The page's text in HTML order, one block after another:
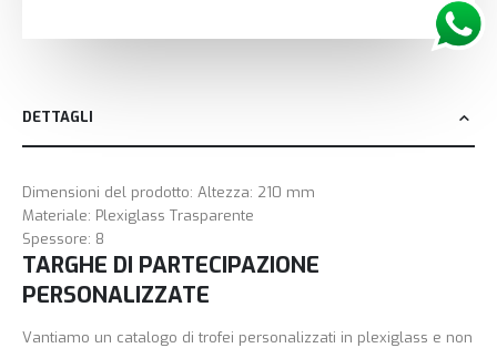
DETTAGLI
Dimensioni del prodotto: Altezza: 210 mm
Materiale: Plexiglass Trasparente
Spessore: 8
TARGHE DI PARTECIPAZIONE
PERSONALIZZATE
Vantiamo un catalogo di trofei personalizzati in plexiglass e non